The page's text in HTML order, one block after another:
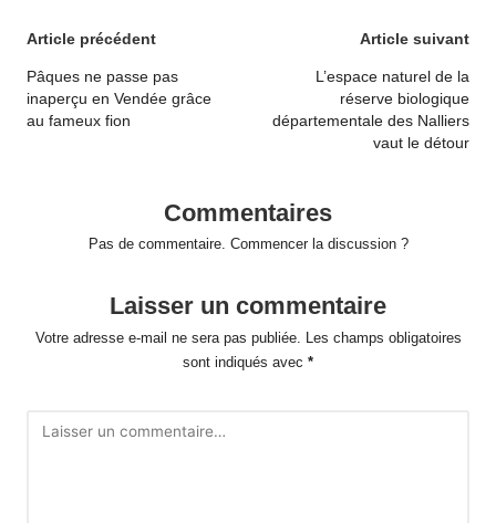
Post
navigation
Article précédent
Pâques ne passe pas
inaperçu en Vendée grâce
au fameux fion
Article suivant
L’espace naturel de la
réserve biologique
départementale des Nalliers
vaut le détour
Commentaires
Pas de commentaire. Commencer la discussion ?
Laisser un commentaire
Votre adresse e-mail ne sera pas publiée. Les champs obligatoires
sont indiqués avec *